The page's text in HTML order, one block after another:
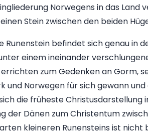
Norwegens in das
Stein zwischen den beiden
Runenstein befindet sich genau in
einem ineinander
zum Gedenken an Gorm,
und Norwegen für sich gewann
die früheste Christusdarstellung
der Dänen zum Christentum
kleineren Runensteins ist nicht